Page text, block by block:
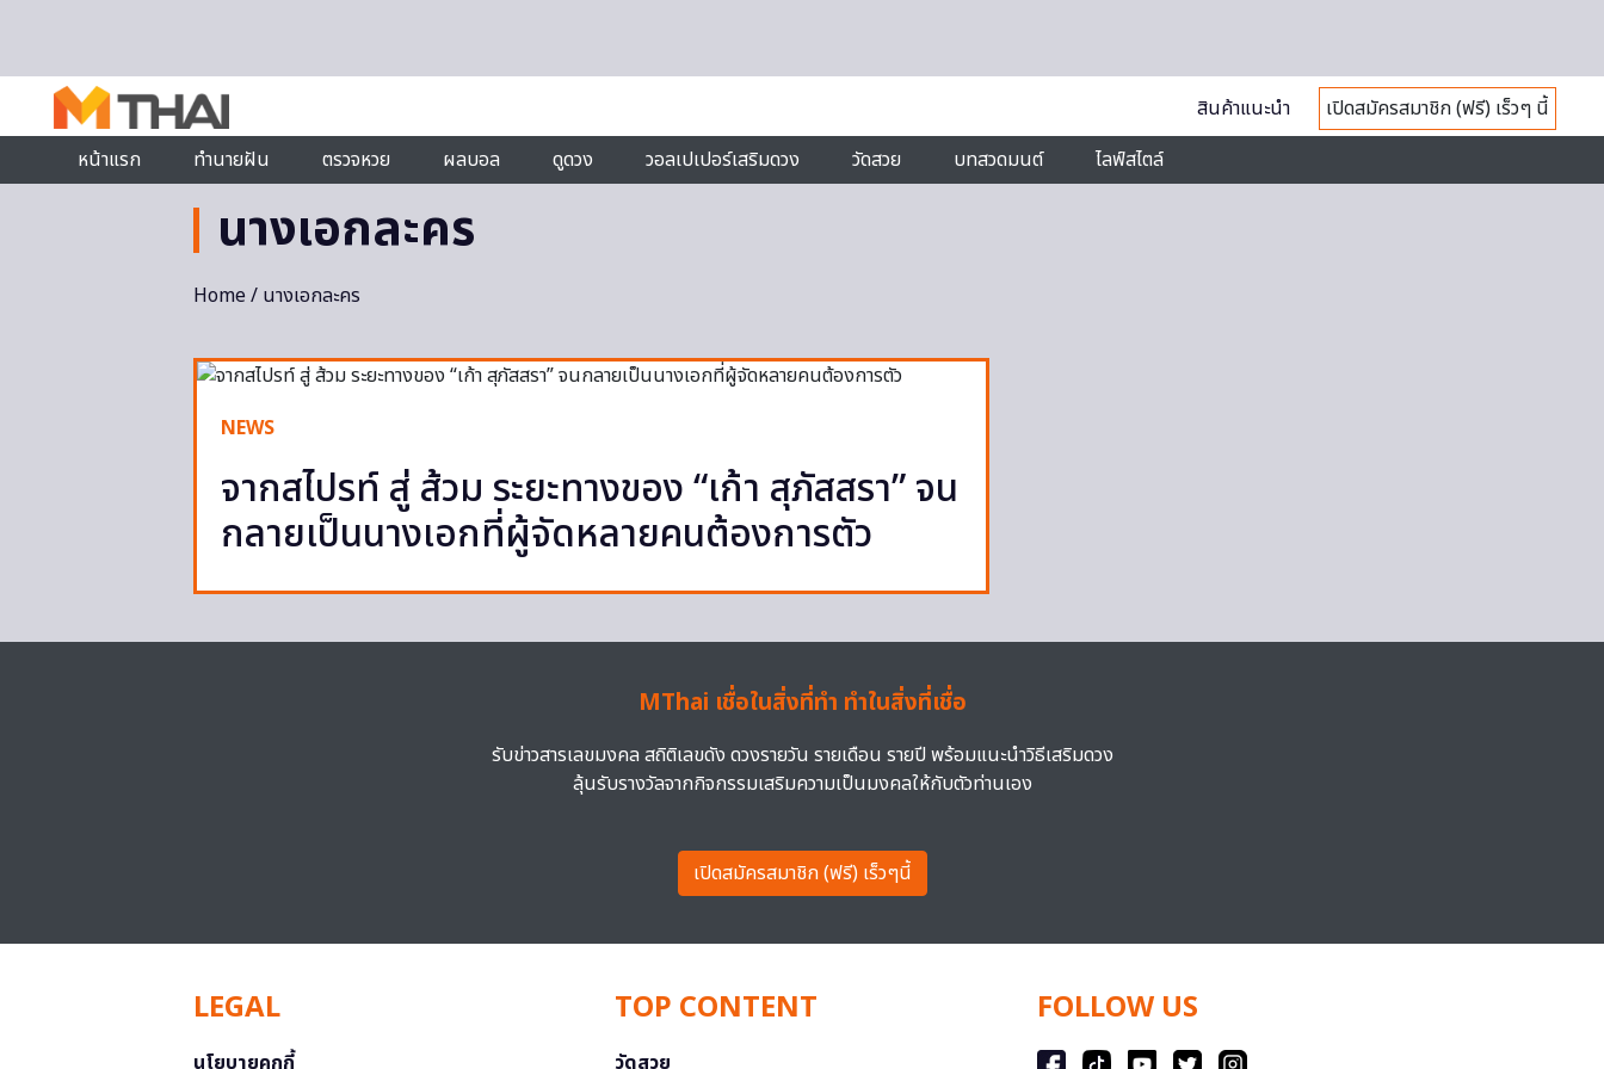
สินค้าแนะนำ
เปิดสมัครสมาชิก (ฟรี) เร็วๆ นี้
หน้าแรก
ทำนายฝัน ตรวจหวย ผลบอล ดูดวง วอลเปเปอร์เสริมดวง วัดสวย บทสวดมนต์ ไลฟ์สไตล์
นางเอกละคร
Home/ นางเอกละคร
NEWS
จากสไปรท์ สู่ ส้วม ระยะทางของ “เก้า สุภัสสรา” จน
กลายเป็นนางเอกที่ผู้จัดหลายคนต้องการตัว
MThai เชื่อในสิ่งที่ทำ ทำในสิ่งที่เชื่อ
รับข่าวสารเลขมงคล สถิติเลขดัง ดวงรายวัน รายเดือน รายปี พร้อมแนะนำวิธีเสริมดวง
ลุ้นรับรางวัลจากกิจกรรมเสริมความเป็นมงคลให้กับตัวท่านเอง
เปิดสมัครสมาชิก (ฟรี) เร็วๆนี้
LEGAL
นโยบายคุกกี้
TOP CONTENT
วัดสวย
FOLLOW US